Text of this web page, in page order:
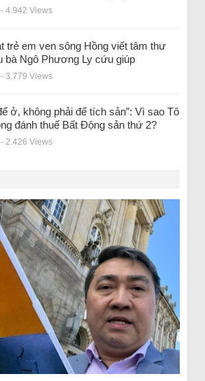
- 4.942 Views
trẻ em ven sông Hồng viết tâm thư
bà Ngô Phương Ly cứu giúp
- 3.779 Views
ở, không phải để tích sản”: Vì sao Tô
đánh thuế Bất Động sản thứ 2?
- 2.426 Views